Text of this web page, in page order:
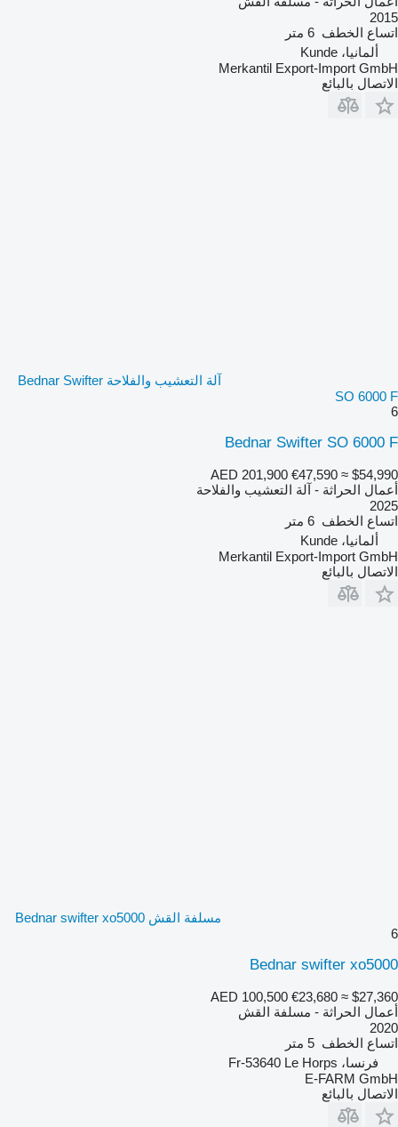
2015
اتساع الخطف 6 متر
ألمانيا، Kunde
Merkantil Export-Import GmbH
الاتصال بالبائع
آلة التعشيب والفلاحة Bednar Swifter
SO 6000 F
6
Bednar Swifter SO 6000 F
AED 201,900 €47,590 ≈ $54,990
أعمال الحراثة - آلة التعشيب والفلاحة
2025
اتساع الخطف 6 متر
ألمانيا، Kunde
Merkantil Export-Import GmbH
الاتصال بالبائع
مسلفة القش Bednar swifter xo5000
6
Bednar swifter xo5000
AED 100,500 €23,680 ≈ $27,360
أعمال الحراثة - مسلفة القش
2020
اتساع الخطف 5 متر
فرنسا، Fr-53640 Le Horps
E-FARM GmbH
الاتصال بالبائع